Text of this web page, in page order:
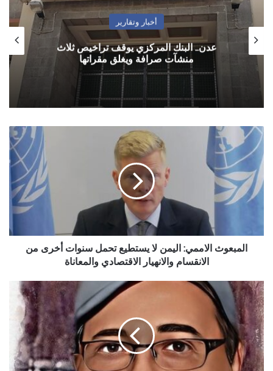
أخبار وتقارير
عدن.. البنك المركزي يوقف تراخيص ثلاث
منشآت صرافة ويغلق مقراتها
المبعوث
الاممي:
اليمن
يستطيع
تحمل
من
الانقسام
والمعاناة
المبعوث الاممي: اليمن لا يستطيع تحمل سنوات أخرى من
الانقسام والانهيار الاقتصادي والمعاناة
مفارقات
الحداثة
ومابعد
الحداثة
بين
(نحن
و